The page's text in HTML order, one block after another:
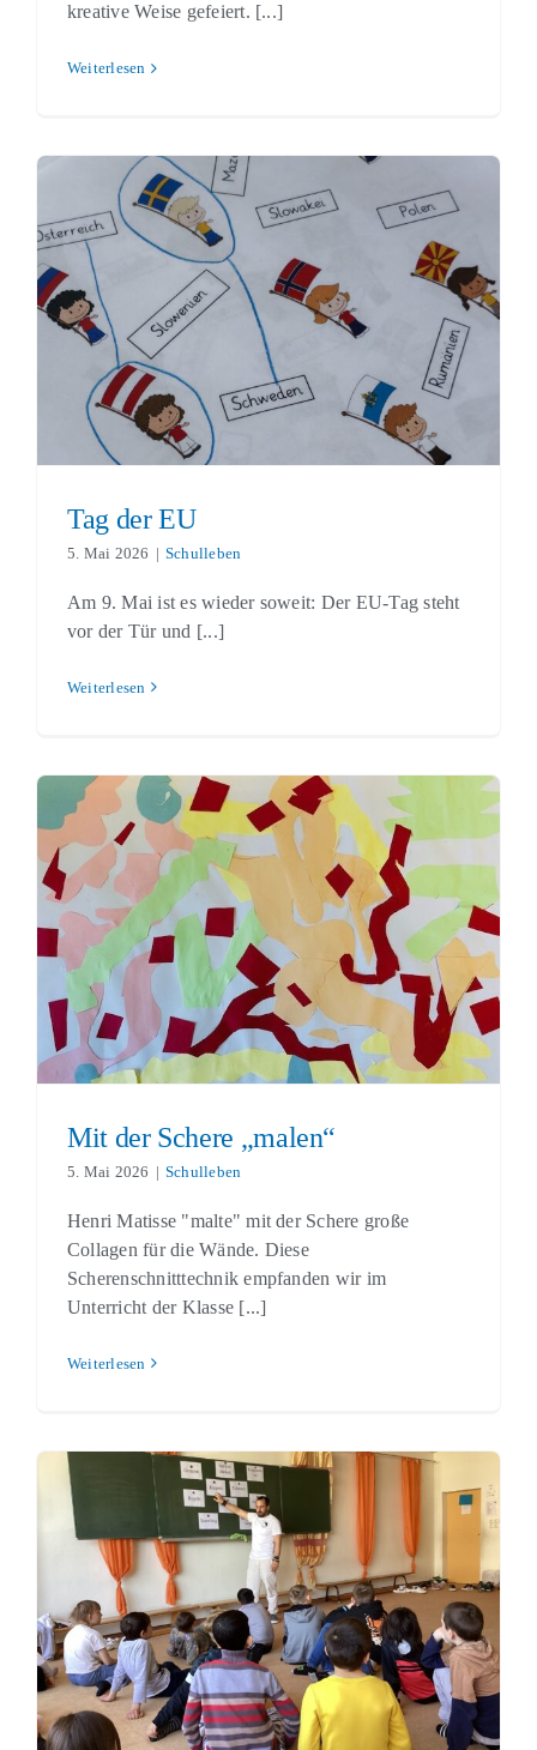
kreative Weise gefeiert. [...]
Weiterlesen
Tag der EU
Schulleben
Tag der EU
5. Mai 2026 | Schulleben
Am 9. Mai ist es wieder soweit: Der EU-Tag steht
vor der Tür und [...]
Weiterlesen
Mit der Schere „malen“
Schulleben
Mit der Schere „malen“
5. Mai 2026 | Schulleben
Henri Matisse "malte" mit der Schere große
Collagen für die Wände. Diese
Scherenschnitttechnik empfanden wir im
Unterricht der Klasse [...]
Weiterlesen
Vom ICH zum WIR! Akzeptanz und
Wertschätzung statt Gewalt und
Ausgrenzung/ Teil 2
Schulleben